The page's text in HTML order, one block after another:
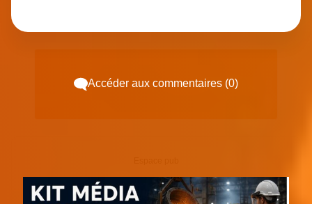
Accéder aux commentaires (0)